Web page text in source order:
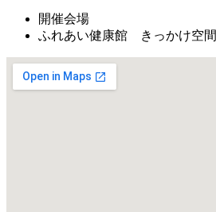
開催会場
ふれあい健康館 きっかけ空間